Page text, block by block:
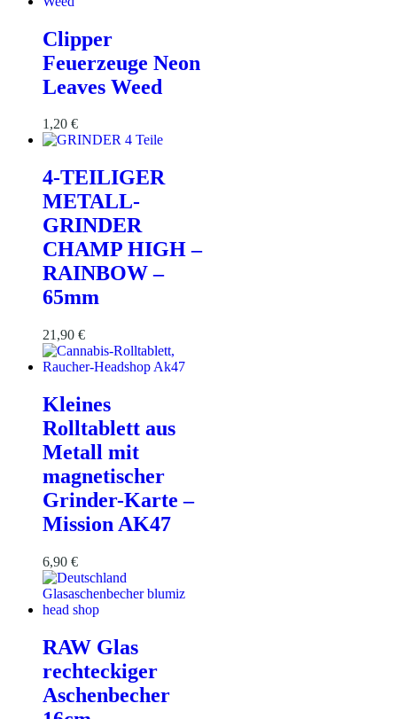
Clipper
Feuerzeuge Neon
Leaves Weed
1,20 €
4-TEILIGER
METALL-
GRINDER
CHAMP HIGH –
RAINBOW –
65mm
21,90 €
Kleines
Rolltablett aus
Metall mit
magnetischer
Grinder-Karte –
Mission AK47
6,90 €
RAW Glas
rechteckiger
Aschenbecher